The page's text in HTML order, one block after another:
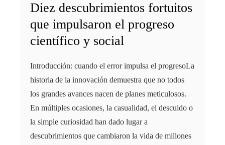
Diez descubrimientos fortuitos
que impulsaron el progreso
científico y social
Introducción: cuando el error impulsa el progresoLa
historia de la innovación demuestra que no todos
los grandes avances nacen de planes meticulosos.
En múltiples ocasiones, la casualidad, el descuido o
la simple curiosidad han dado lugar a
descubrimientos que cambiaron la vida de millones